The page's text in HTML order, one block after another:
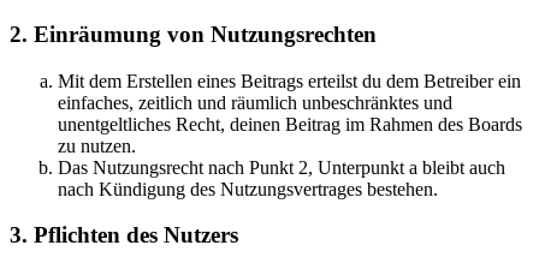
2. Einräumung von Nutzungsrechten
Mit dem Erstellen eines Beitrags erteilst du dem Betreiber ein
einfaches, zeitlich und räumlich unbeschränktes und
unentgeltliches Recht, deinen Beitrag im Rahmen des Boards
zu nutzen.
Das Nutzungsrecht nach Punkt 2, Unterpunkt a bleibt auch
nach Kündigung des Nutzungsvertrages bestehen.
3. Pflichten des Nutzers